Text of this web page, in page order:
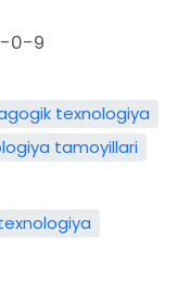
0-9
texnologiya
tamoyillari